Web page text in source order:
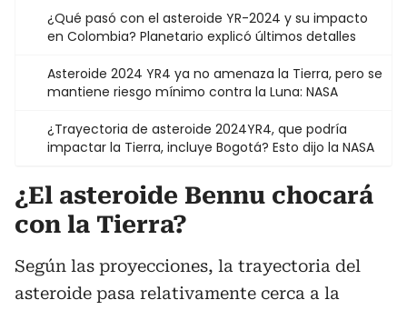
¿Qué pasó con el asteroide YR-2024 y su impacto
en Colombia? Planetario explicó últimos detalles
Asteroide 2024 YR4 ya no amenaza la Tierra, pero se
mantiene riesgo mínimo contra la Luna: NASA
¿Trayectoria de asteroide 2024YR4, que podría
impactar la Tierra, incluye Bogotá? Esto dijo la NASA
¿El asteroide Bennu chocará
con la Tierra?
Según las proyecciones, la trayectoria del
asteroide pasa relativamente cerca a la